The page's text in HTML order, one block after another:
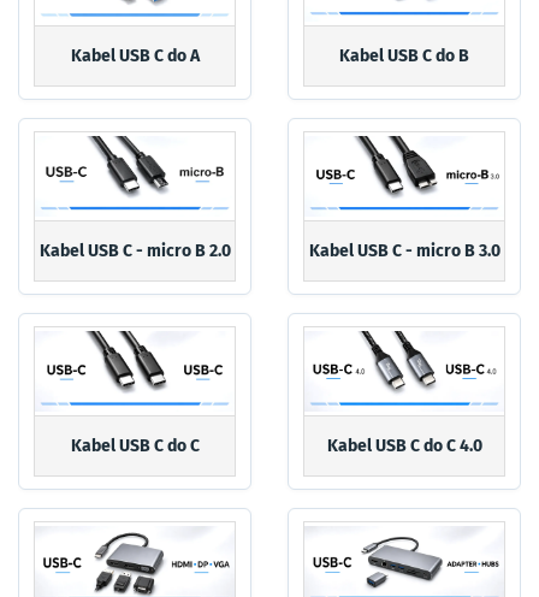
Kabel USB C do A Kabel USB C do B
Kabel USB C - micro B 2.0 Kabel USB C - micro B 3.0
Kabel USB C do C Kabel USB C do C 4.0